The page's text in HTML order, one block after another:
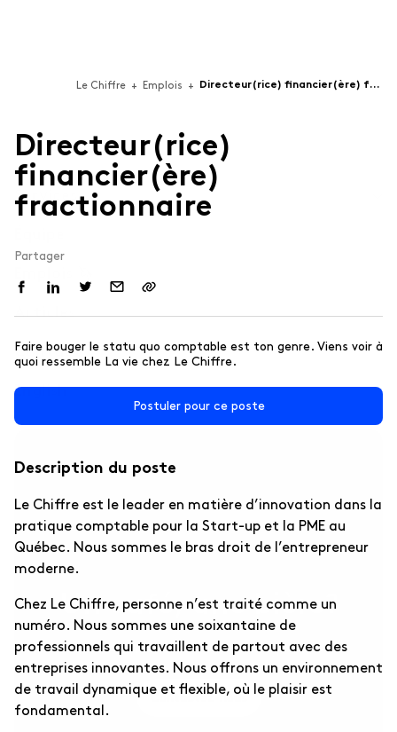
Services
Pour les agences et les firmes professionnelles.
Autres entreprises ↗
Pour les entreprises de sports et autres.
Articles
Contact
English
Un café, une bière?
N’hésitez pas, la rencontre est gratuite!
Contactez-nous
Le Chiffre + Emplois + Directeur(rice) financier(ère) fractionnaire
Directeur( rice)
financier(ère)
fractionnaire
Partager
Faire bouger le statu quo comptable est ton genre. Viens voir à
quoi ressemble La vie chez Le Chiffre.
Postuler pour ce poste
Description du poste
Le Chiffre est le leader en matière d’innovation dans la
pratique comptable pour la Start-up et la PME au
Québec. Nous sommes le bras droit de l’entrepreneur
moderne.
Chez Le Chiffre, personne n’est traité comme un
numéro. Nous sommes une soixantaine de
professionnels qui travaillent de partout avec des
entreprises innovantes. Nous offrons un environnement
de travail dynamique et flexible, où le plaisir est
fondamental.